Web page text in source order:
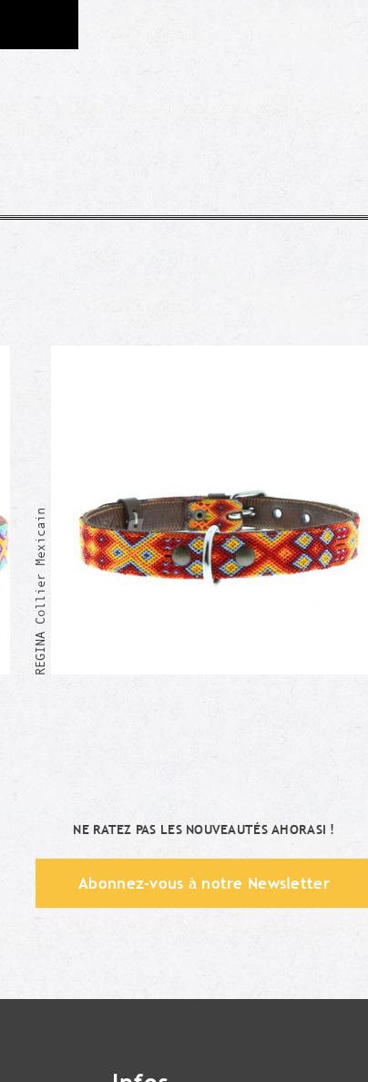
REGINA Collier Mexicain
NE RATEZ PAS LES NOUVEAUTÉS AHORASI !
Abonnez-vous à notre Newsletter